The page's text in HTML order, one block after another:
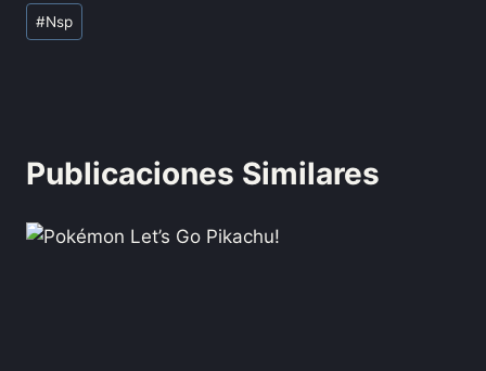
#Nsp
Publicaciones Similares